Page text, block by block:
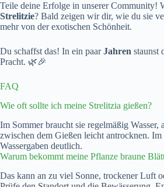
Teile deine Erfolge in unserer Community!
Strelitzie? Bald zeigen wir dir, wie du sie
mehr von der exotischen Schönheit.
Du schaffst das! In ein paarJahren staunst
Pracht. 🌿🎉
FAQ
Wie oft sollte ich meine Strelitzia gießen?
Im Sommer braucht sie regelmäßig Wasser,
zwischen dem Gießen leicht antrocknen.
Wassergaben deutlich.
Warum bekommt meine Pflanze braune
Das kann an zu viel Sonne, trockener Luft